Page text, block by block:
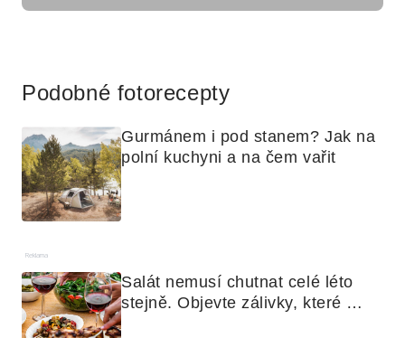
Podobné fotorecepty
Gurmánem i pod stanem? Jak na
polní kuchyni a na čem vařit
Reklama
Salát nemusí chutnat celé léto
stejně. Objevte zálivky, které